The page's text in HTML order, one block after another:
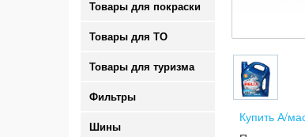
Товары для покраски
Товары для ТО
Товары для туризма
Фильтры
Шины
Купить А/